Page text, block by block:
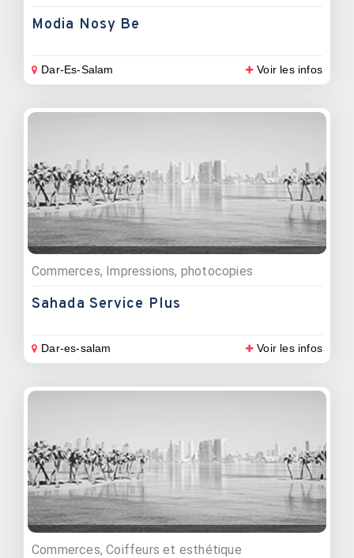
Modia Nosy Be
Dar-Es-Salam Voir les infos
Commerces, Impressions, photocopies
Sahada Service Plus
Dar-es-salam Voir les infos
Commerces, Coiffeurs et esthétique